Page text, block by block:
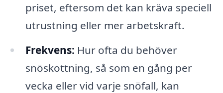
priset, eftersom det kan kräva speciell
utrustning eller mer arbetskraft.
Frekvens: Hur ofta du behöver
snöskottning, så som en gång per
vecka eller vid varje snöfall, kan